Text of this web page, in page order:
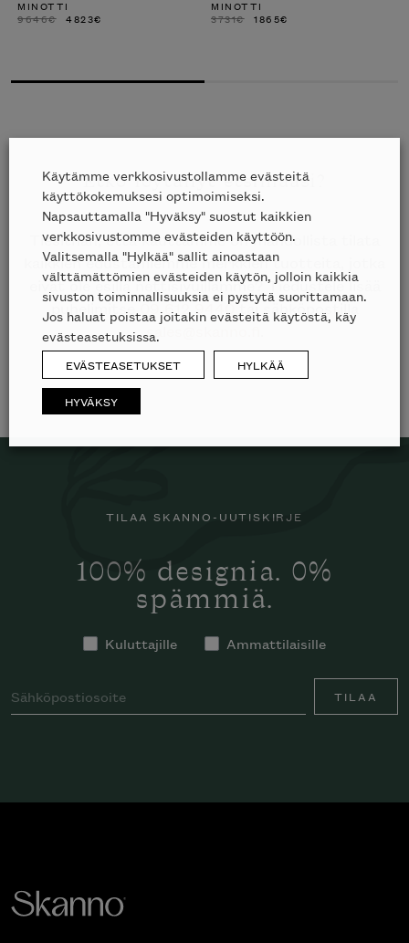
9646€ ALKUPERÄINEN
HINTA
4823
HINTA
3731€ ALKUPERÄINEN
HINTA
1865
HINTA
Etkö löytänyt etsimääsi?
Tiesithän, että kauttamme on mahdollista tilata
kaikkien edustamiemme merkkien tuotteita, jotka
eivät ole esillä nettisivuillamme? Tiedustele lisää
puhelimitse09 612 9440 tai sähköpostilla
sales@skanno.fi.
TILAA SKANNO-UUTISKIRJE
100% designia. 0%
spämmiä.
Kuluttajille Ammattilaisille
TILAA
Käytämme verkkosivustollamme evästeitä
käyttökokemuksesi optimoimiseksi.
Napsauttamalla "Hyväksy" suostut kaikkien
verkkosivustomme evästeiden käyttöön.
Valitsemalla "Hylkää" sallit ainoastaan
välttämättömien evästeiden käytön, jolloin kaikkia
sivuston toiminnallisuuksia ei pystytä suorittamaan.
Jos haluat poistaa joitakin evästeitä käytöstä, käy
evästeasetuksissa.
EVÄSTEASETUKSET HYLKÄÄ
HYVÄKSY